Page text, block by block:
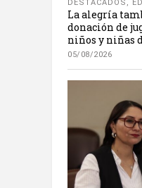
DESTACADOS ,
La alegría
donación de
niños y niñas
05/08/2026